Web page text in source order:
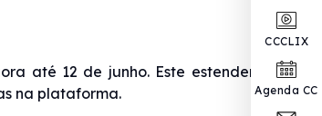
CCCLIX
Agenda CC
até 12 de junho. Este estender dos
na plataforma.